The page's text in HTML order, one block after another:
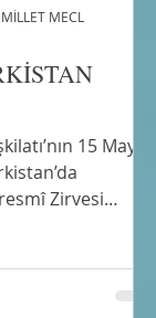
15 Mayıs
Zirvesi
DEVLETLERİ
MECL